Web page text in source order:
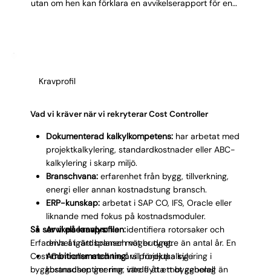
utan om hen kan förklara en avvikelserapport för en
projektmiljö.
Kravprofil
Vad vi kräver när vi rekryterar Cost Controller
Dokumenterad kalkylkompetens:har arbetat med
projektkalkylering, standardkostnader eller ABC-
kalkylering i skarp miljö.
Branschvana:erfarenhet från bygg, tillverkning,
energi eller annan kostnadstung bransch.
ERP-kunskap:arbetat i SAP CO, IFS, Oracle eller
liknande med fokus på kostnadsmoduler.
Avvikelseanalys:kan identifiera rotorsaker och
driva åtgärdsplaner mot budget.
Ambitionsmatchning:vill fördjupa sig i
kostnadsoptimering, inte flytta mot generell
Så ser vi på kravprofilen:
Erfarenhet i rätt bransch väger tyngre än antal år. En
Cost Controller med tre års projektkalkylering i
byggbranschen ger mer värde åt ett byggbolag än